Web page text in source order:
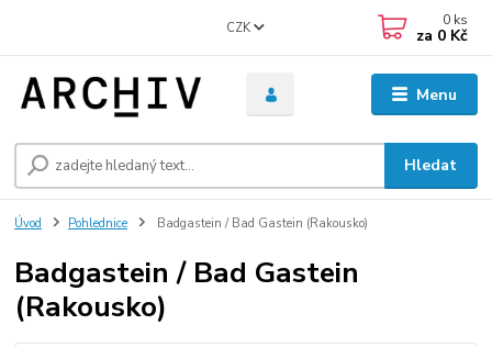
Menu
CZK
Hledat
0 ks
za 0 Kč
Úvod Pohlednice Badgastein / Bad Gastein (Rakousko)
Badgastein / Bad Gastein
(Rakousko)